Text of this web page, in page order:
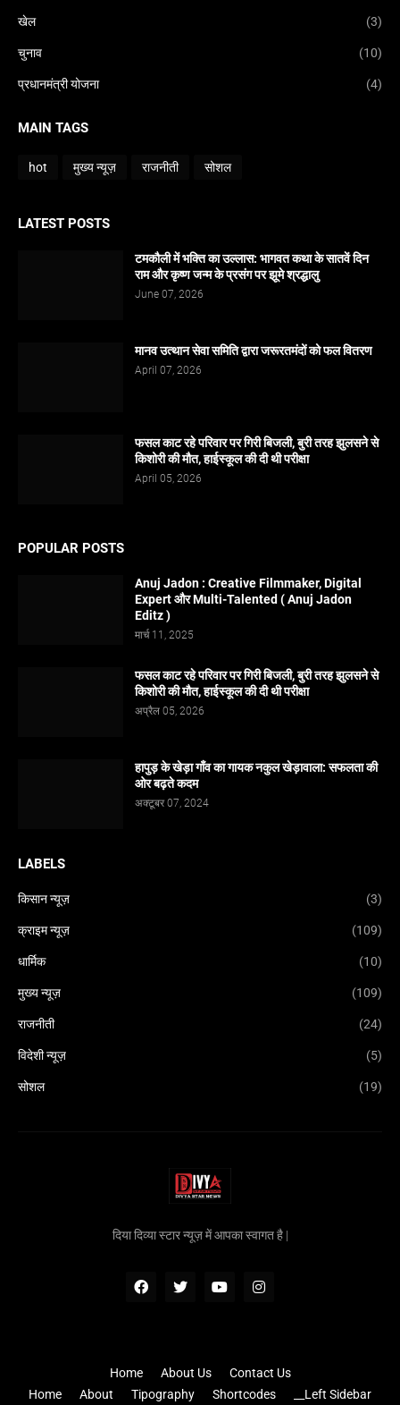
खेल (3)
चुनाव (10)
प्रधानमंत्री योजना (4)
MAIN TAGS
hot मुख्य न्यूज़ राजनीती सोशल
LATEST POSTS
टमकौली में भक्ति का उल्लास: भागवत कथा के सातवें दिन
राम और कृष्ण जन्म के प्रसंग पर झूमे श्रद्धालु
June 07, 2026
मानव उत्थान सेवा समिति द्वारा जरूरतमंदों को फल वितरण
April 07, 2026
फसल काट रहे परिवार पर गिरी बिजली, बुरी तरह झुलसने से
किशोरी की मौत, हाईस्कूल की दी थी परीक्षा
April 05, 2026
POPULAR POSTS
Anuj Jadon : Creative Filmmaker, Digital
Expert और Multi-Talented ( Anuj Jadon
Editz )
मार्च 11, 2025
फसल काट रहे परिवार पर गिरी बिजली, बुरी तरह झुलसने से
किशोरी की मौत, हाईस्कूल की दी थी परीक्षा
अप्रैल 05, 2026
हापुड़ के खेड़ा गाँव का गायक नकुल खेड़ावाला: सफलता की
ओर बढ़ते कदम
अक्टूबर 07, 2024
LABELS
किसान न्यूज़ (3)
क्राइम न्यूज़ (109)
धार्मिक (10)
मुख्य न्यूज़ (109)
राजनीती (24)
विदेशी न्यूज़ (5)
सोशल (19)
दिया दिव्या स्टार न्यूज़ में आपका स्वागत है |
Home About Us
Contact Us
Home
About Tipography Shortcodes __Left Sidebar